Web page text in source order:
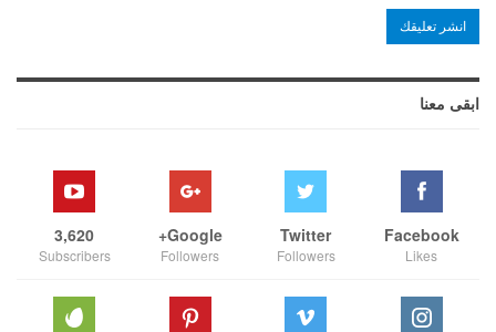
ابقى معنا
Facebook
Likes
Twitter
Followers
Google+
Followers
3,620
Subscribers